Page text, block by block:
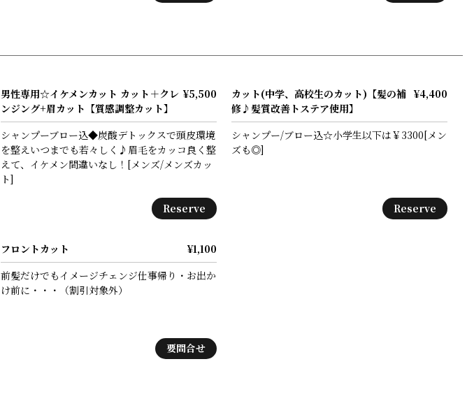
男性専用☆イケメンカット カット＋クレ
ンジング+眉カット【質感調整カット】
¥5,500
シャンプーブロー込◆炭酸デトックスで頭皮環境
を整えいつまでも若々しく♪眉毛をカッコ良く整
えて、イケメン間違いなし！[メンズ/メンズカッ
ト]
Reserve
カット(中学、高校生のカット)【髪の補
修♪髪質改善トステア使用】
¥4,400
シャンプー/ブロー込☆小学生以下は￥3300[メン
ズも◎]
Reserve
フロントカット
¥1,100
前髪だけでもイメージチェンジ仕事帰り・お出か
け前に・・・（割引対象外）
要問合せ